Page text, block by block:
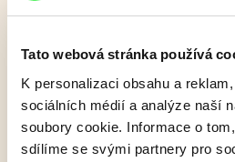
Tato webová stránka používá
K personalizaci obsahu a
sociálních médií a analýze naší
soubory cookie. Informace o
sdílíme se svými partnery pro
Pat a Mat: